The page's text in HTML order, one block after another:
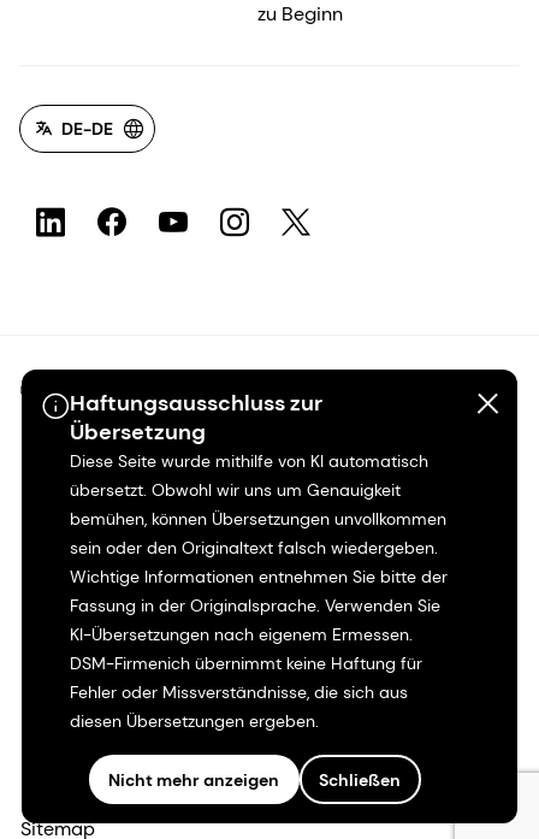
Haftungsausschluss zur
Übersetzung
Diese Seite wurde mithilfe von KI automatisch
übersetzt. Obwohl wir uns um Genauigkeit
bemühen, können Übersetzungen unvollkommen
sein oder den Originaltext falsch wiedergeben.
Wichtige Informationen entnehmen Sie bitte der
Fassung in der Originalsprache. Verwenden Sie
KI-Übersetzungen nach eigenem Ermessen.
DSM-Firmenich übernimmt keine Haftung für
Fehler oder Missverständnisse, die sich aus
diesen Übersetzungen ergeben.
Nicht mehr anzeigen Schließen
zu Beginn
DE-DE
©2026 dsm-firmenich. Alle Rechte vorbehalten.
Hinweis zum Datenschutz
Bedingungen für die Nutzung
Bedingungen und Konditionen
Kalifornien-Transparenz
Erklärung zur Zugänglichkeit
Rechtliche Informationen
Sitemap